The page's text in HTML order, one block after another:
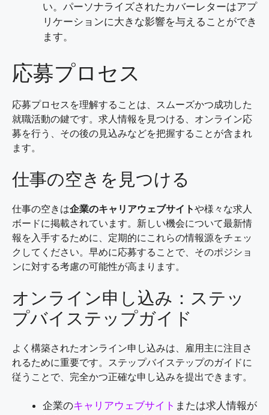
い。パーソナライズされたカバーレターはアプ
リケーションに大きな影響を与えることができ
ます。
応募プロセス
応募プロセスを理解することは、スムーズかつ成功した
就職活動の鍵です。求人情報を見つける、オンライン応
募を行う、その後の見込みなどを把握することが含まれ
ます。
仕事の空きを見つける
仕事の空きは企業のキャリアウェブサイトや様々な求人
ボードに掲載されています。新しい機会について最新情
報を入手するために、定期的にこれらの情報源をチェッ
クしてください。早めに応募することで、そのポジショ
ンに対する考慮の可能性が高まります。
オンライン申し込み：ステッ
プバイステップガイド
よく構築されたオンライン申し込みは、雇用主に注目さ
れるために重要です。ステップバイステップのガイドに
従うことで、完全かつ正確な申し込みを提出できます。
企業のキャリアウェブサイト または求人情報が